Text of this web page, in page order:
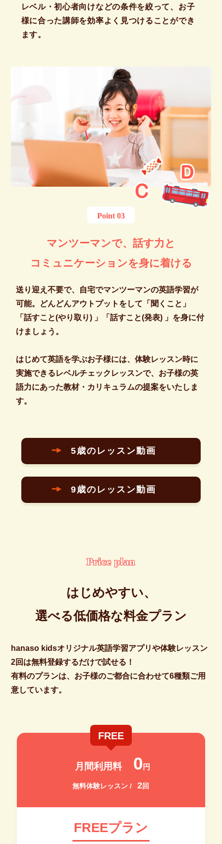
レベル・初心者向けなどの条件を絞って、お子
様に合った講師を効率よく見つけることができ
ます。
Point 03
マンツーマンで、話す力と
コミュニケーションを身に着ける
送り迎え不要で、自宅でマンツーマンの英語学習が
可能。どんどんアウトプットをして「聞くこと」
「話すこと(やり取り) 」「話すこと(発表) 」を身に付
けましょう。
はじめて英語を学ぶお子様には、体験レッスン時に
実施できるレベルチェックレッスンで、お子様の英
語力にあった教材・カリキュラムの提案をいたしま
す。
5歳のレッスン動画
9歳のレッスン動画
Price plan
はじめやすい、
選べる低価格な料金プラン
hanaso kidsオリジナル英語学習アプリや体験レッスン
2回は無料登録するだけで試せる！
有料のプランは、お子様のご都合に合わせて6種類ご用
意しています。
FREE
月間利用料 0 円
無料体験レッスン / 2回
FREEプラン